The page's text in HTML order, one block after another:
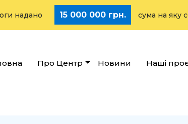
15 000 000 грн. сума на яку
Про Центр Новини Наші